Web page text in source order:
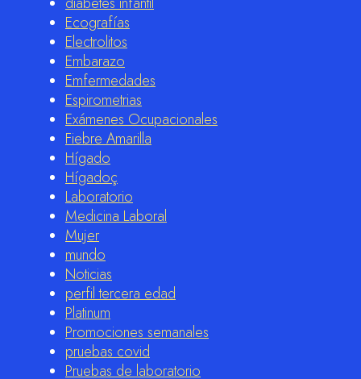
Ecografías
Electrolitos
Embarazo
Emfermedades
Espirometrias
Exámenes Ocupacionales
Fiebre Amarilla
Hígado
Hígadoç
Laboratorio
Medicina Laboral
Mujer
mundo
Noticias
perfil tercera edad
Platinum
Promociones semanales
pruebas covid
Pruebas de laboratorio